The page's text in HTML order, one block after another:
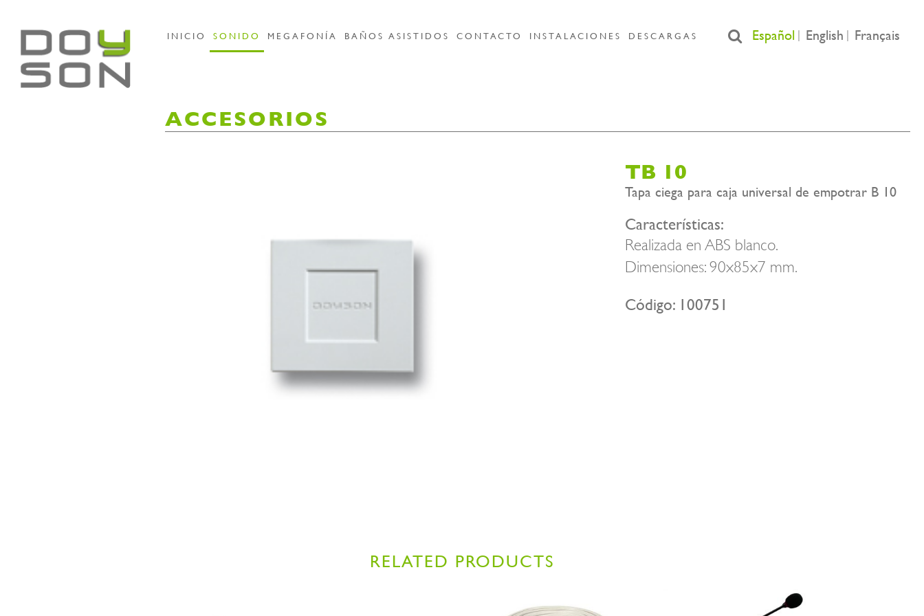
INICIO SONIDO MEGAFONÍA BAÑOS ASISTIDOS CONTACTO INSTALACIONES DESCARGAS Español English Français
ACCESORIOS
TB 10
Tapa ciega para caja universal de empotrar B 10
Características:
Realizada en ABS blanco.
Dimensiones: 90x85x7 mm.
Código: 100751
RELATED PRODUCTS